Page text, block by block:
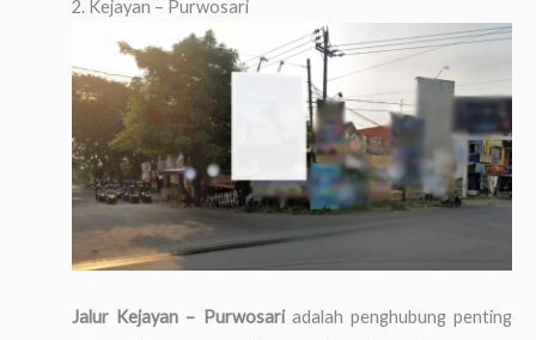
2. Kejayan – Purwosari
Jalur Kejayan – Purwosariadalah penghubung penting